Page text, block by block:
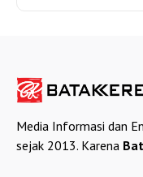
Media Informasi dan
sejak 2013. Karena